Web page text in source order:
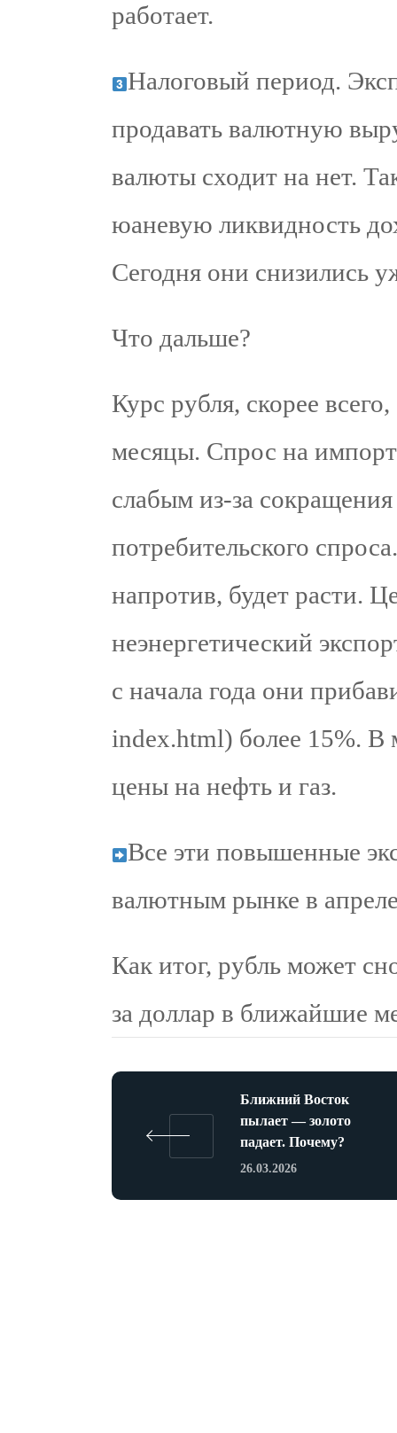
работает.
Налоговый период.
продавать валютную
валюты сходит на нет.
юаневую ликвидность
Сегодня они снизились
Что дальше?
Курс рубля, скорее
месяцы. Спрос на
слабым из-за
потребительского
напротив, будет расти.
неэнергетический
с начала года они
index.html) более 15%. В
цены на нефть и газ.
Все эти повышенные
валютным рынке в
Как итог, рубль может
за доллар в ближайшие
Ближний Восток
пылает — золото
падает. Почему?
26.03.2026